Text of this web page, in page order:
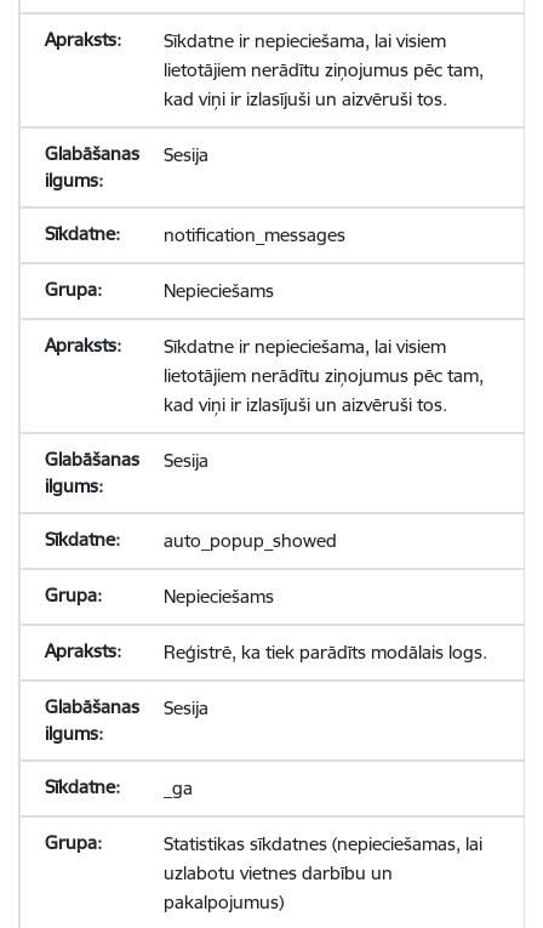
Sīkdatne ir nepieciešama, lai visiem
lietotājiem nerādītu ziņojumus pēc tam,
kad viņi ir izlasījuši un aizvēruši tos.
Sesija
notification_messages
Nepieciešams
Sīkdatne ir nepieciešama, lai visiem
lietotājiem nerādītu ziņojumus pēc tam,
kad viņi ir izlasījuši un aizvēruši tos.
Sesija
auto_popup_showed
Nepieciešams
Reģistrē, ka tiek parādīts modālais logs.
Sesija
_ga
Statistikas sīkdatnes (nepieciešamas, lai
uzlabotu vietnes darbību un
pakalpojumus)